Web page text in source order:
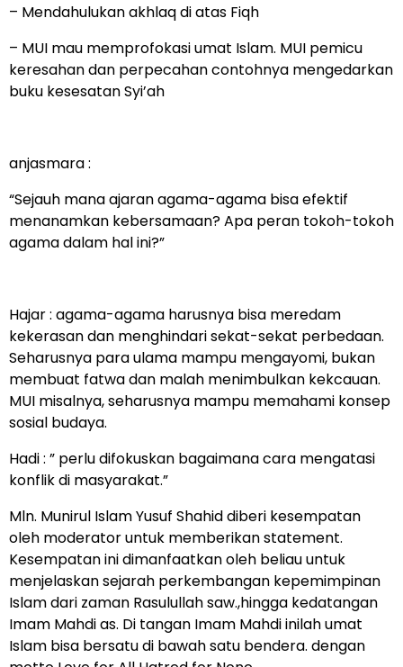
– Mendahulukan akhlaq di atas Fiqh
– MUI mau memprofokasi umat Islam. MUI pemicu
keresahan dan perpecahan contohnya mengedarkan
buku kesesatan Syi’ah
anjasmara :
“Sejauh mana ajaran agama-agama bisa efektif
menanamkan kebersamaan? Apa peran tokoh-tokoh
agama dalam hal ini?”
Hajar : agama-agama harusnya bisa meredam
kekerasan dan menghindari sekat-sekat perbedaan.
Seharusnya para ulama mampu mengayomi, bukan
membuat fatwa dan malah menimbulkan kekcauan.
MUI misalnya, seharusnya mampu memahami konsep
sosial budaya.
Hadi : ” perlu difokuskan bagaimana cara mengatasi
konflik di masyarakat.”
Mln. Munirul Islam Yusuf Shahid diberi kesempatan
oleh moderator untuk memberikan statement.
Kesempatan ini dimanfaatkan oleh beliau untuk
menjelaskan sejarah perkembangan kepemimpinan
Islam dari zaman Rasulullah saw.,hingga kedatangan
Imam Mahdi as. Di tangan Imam Mahdi inilah umat
Islam bisa bersatu di bawah satu bendera. dengan